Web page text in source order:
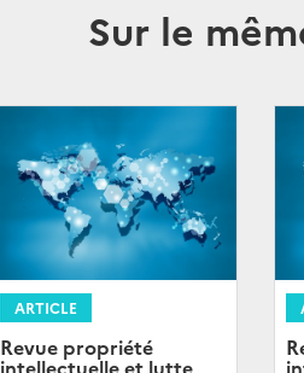
Sur le
ARTICLE
Revue propriété
intellectuelle et lutte